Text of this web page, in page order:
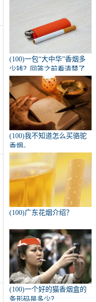
(100)一包“大中华”香烟多
少钱？回答之前看清楚了
吗？
(100)我不知道怎么买骆驼
香烟。
(100)广东花烟介绍？
(100)一个好的猫香烟盒的
条形码是多少？